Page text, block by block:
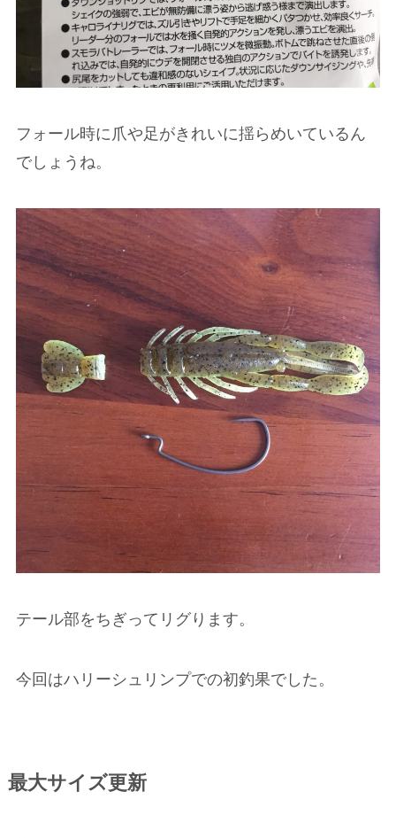
フォール時に爪や足がきれいに揺らめいているん
でしょうね。
テール部をちぎってリグります。
今回はハリーシュリンプでの初釣果でした。
最大サイズ更新